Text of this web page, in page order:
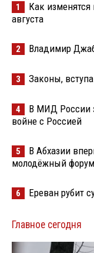
1
Как
августа
2 Владимир
3 Законы,
4
В МИД России
войне с Россией
5
В Абхазии
молодёжный форум
6 Ереван рубит
Главное сегодня